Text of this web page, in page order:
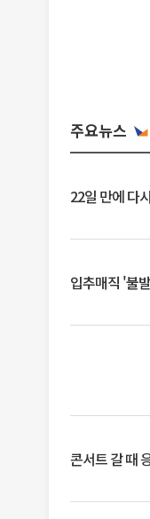
주요뉴스
22일 만에 다
입추매직 '불
콘서트 갈 때